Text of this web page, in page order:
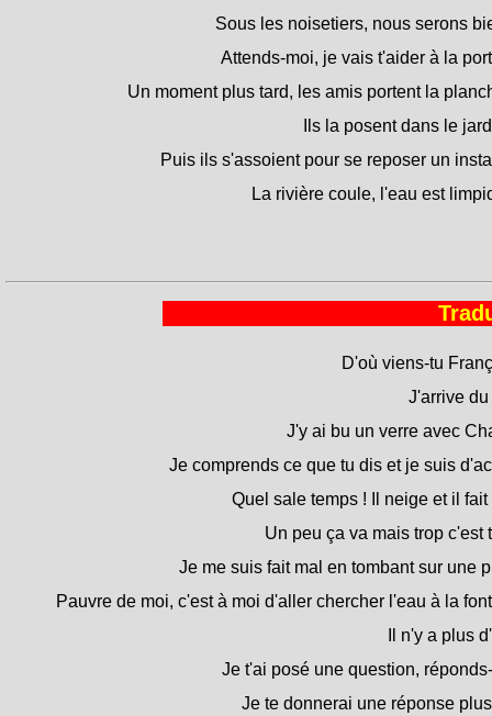
Sous les noisetiers, nous serons
Attends-moi, je vais t'aider à la
Un moment plus tard, les amis portent la
Ils la posent dans le
Puis ils s'assoient pour se reposer un
La rivière coule, l'eau est
D'où viens-tu
J'arrive du
J'y ai bu un verre avec
Je comprends ce que tu dis et je suis
Quel sale temps ! Il neige et il fait
Un peu ça va mais trop c'est
Je me suis fait mal en tombant sur une
Pauvre de moi, c'est à moi d'aller chercher l'eau à la
Il n'y a plus
Je t'ai posé une question,
Je te donnerai une réponse